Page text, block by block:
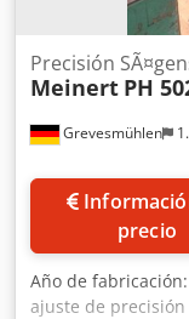
Grevesmühlen
Precisión
Meinert PH
Información de
precio
Año de fabricación:
ajuste de